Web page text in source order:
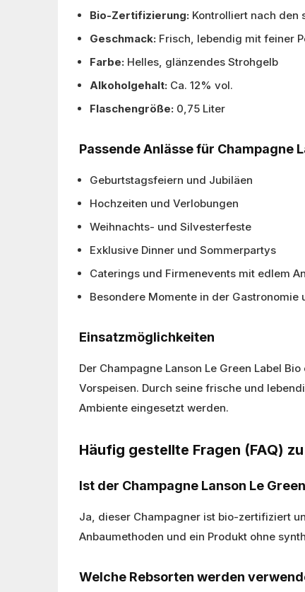
Bio-Zertifizierung: Kontrolliert nach den
Geschmack: Frisch, lebendig mit feiner
Farbe: Helles, glänzendes Strohgelb
Alkoholgehalt: Ca. 12% vol.
Flaschengröße: 0,75 Liter
Passende Anlässe für Champagne
Geburtstagsfeiern und Jubiläen
Hochzeiten und Verlobungen
Weihnachts- und Silvesterfeste
Exklusive Dinner und Sommerpartys
Caterings und Firmenevents mit edlem
Besondere Momente in der Gastronomie
Einsatzmöglichkeiten
Der Champagne Lanson Le Green Label
Vorspeisen. Durch seine frische und
Ambiente eingesetzt werden.
Häufig gestellte Fragen (FAQ)
Ist der Champagne Lanson Le
Ja, dieser Champagner ist bio-zertifiziert
Anbaumethoden und ein Produkt ohne
Welche Rebsorten werden